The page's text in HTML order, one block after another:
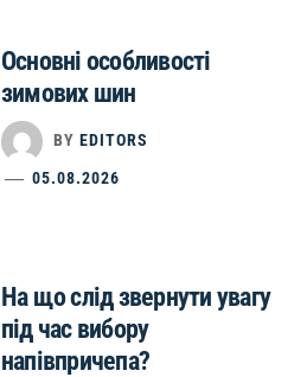
Основні особливості
зимових шин
BY EDITORS
05.08.2026
На що слід звернути увагу
під час вибору
напівпричепа?